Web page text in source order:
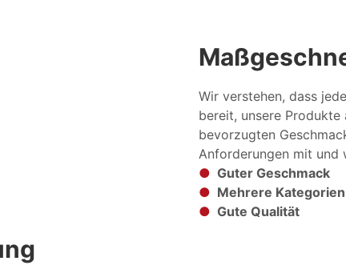
Wir verstehen, dass
bereit, unsere Produkte
bevorzugten
Anforderungen mit und
● Guter Geschmack
● Mehrere Kategorien
● Gute Qualität